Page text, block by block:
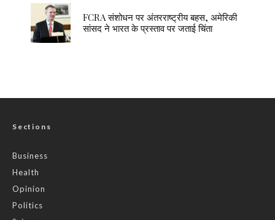
FCRA संशोधन पर अंतरराष्ट्रीय बहस, अमेरिकी
सांसद ने भारत के प्रस्ताव पर जताई चिंता
Sections
Business
Health
Opinion
Politics